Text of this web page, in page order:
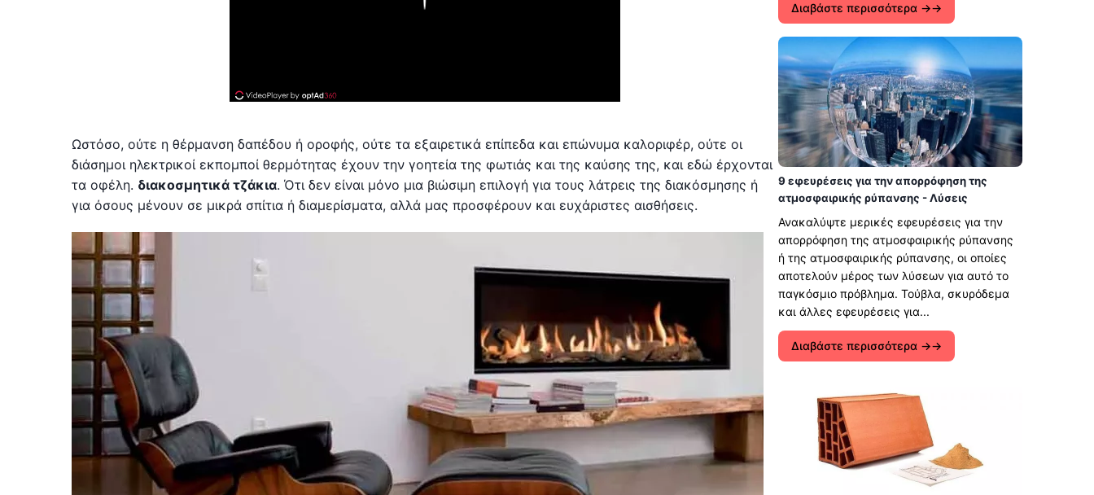
Ωστόσο, ούτε η θέρμανση δαπέδου ή οροφής, ούτε τα εξαιρετικά επίπεδα και επώνυμα καλοριφέρ, ούτε οι
διάσημοι ηλεκτρικοί εκπομποί θερμότητας έχουν την γοητεία της φωτιάς και της καύσης της, και εδώ έρχονται
τα οφέλη. διακοσμητικά τζάκια. Ότι δεν είναι μόνο μια βιώσιμη επιλογή για τους λάτρεις της διακόσμησης ή
για όσους μένουν σε μικρά σπίτια ή διαμερίσματα, αλλά μας προσφέρουν και ευχάριστες αισθήσεις.
Διαβάστε περισσότερα →
9 εφευρέσεις για την απορρόφηση της
ατμοσφαιρικής ρύπανσης - Λύσεις
Ανακαλύψτε μερικές εφευρέσεις για την
απορρόφηση της ατμοσφαιρικής ρύπανσης
ή της ατμοσφαιρικής ρύπανσης, οι οποίες
αποτελούν μέρος των λύσεων για αυτό το
παγκόσμιο πρόβλημα. Τούβλα, σκυρόδεμα
και άλλες εφευρέσεις για...
Διαβάστε περισσότερα →